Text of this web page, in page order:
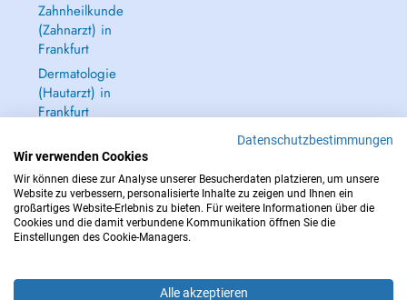
Zahnheilkunde
(Zahnarzt) in
Frankfurt
Dermatologie
(Hautarzt) in
Frankfurt
IM NOTFALL WENDEN SIE SICH AN : 112
Datenschutzbestimmungen
Wir verwenden Cookies
Wir können diese zur Analyse unserer Besucherdaten platzieren, um unsere
Website zu verbessern, personalisierte Inhalte zu zeigen und Ihnen ein
großartiges Website-Erlebnis zu bieten. Für weitere Informationen über die
Cookies und die damit verbundene Kommunikation öffnen Sie die
Einstellungen des Cookie-Managers.
Alle akzeptieren